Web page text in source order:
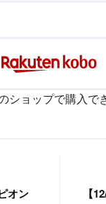
ョップで購入で
オン
【